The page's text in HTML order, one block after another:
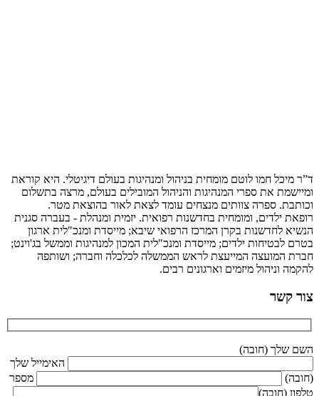
ד”ר מיכל חמו לוטם מומחית בניהול ומנהיגות בעולם דיגיטלי. היא קוראת
ומיישמת את ספרי המנהיגות והניהול המובילים בעולם, מרצה בתשלום
וכותבת. ספרה צוותים מנצחים עומד לצאת לאור בהוצאת מטר.
רופאת ילדים, ומומחית בחדשנות רפואית. יזמית ומנהלת - בעברה סגנית
הנשיא לחדשנות בקרן המרכז הרפואי שיבא; מייסדת ומנכ"לית ארגון
בטרם לבטיחות ילדים; מייסדת ומנכ"לית המכון למנהיגות וממשל בג'וינט;
חברת המועצה המייעצת לראש הממשלה לכלכלה וחברה; ושותפה
להקמה וניהול מיזמים וארגונים רבים.
צור קשר
השם שלך (חובה)
האימייל שלך
(חובה)
מספר
טלפון (חובה)